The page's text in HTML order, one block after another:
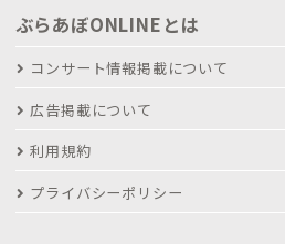
ぶらあぼONLINEとは
コンサート情報掲載について
広告掲載について
利用規約
プライバシーポリシー